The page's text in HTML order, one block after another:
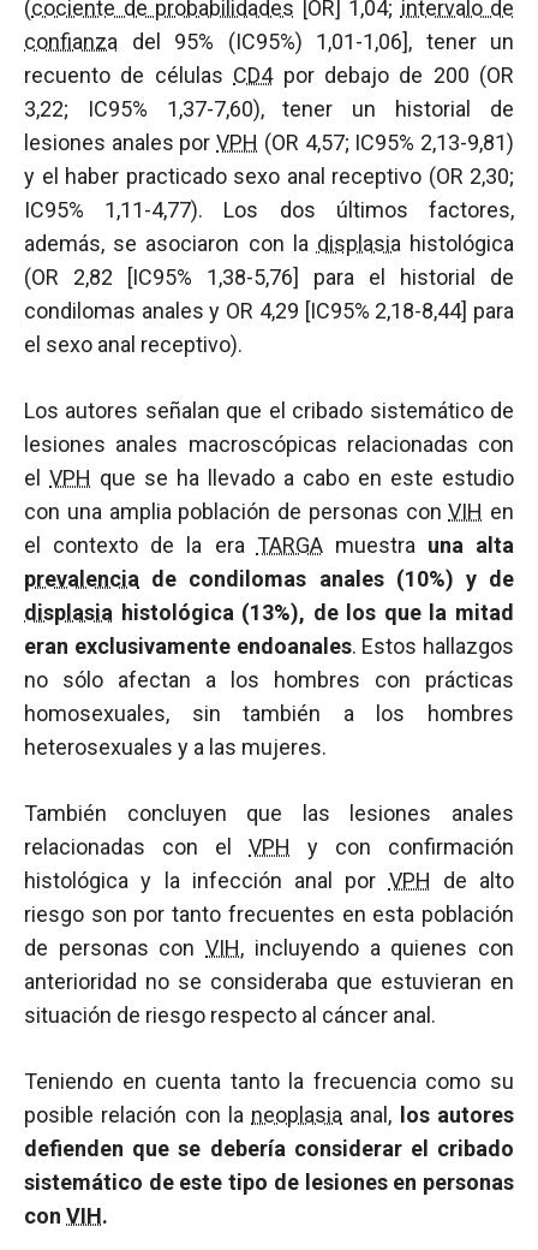
(cociente de probabilidades [OR] 1,04; intervalo de
confianza del 95% (IC95%) 1,01-1,06], tener un
recuento de células CD4por debajo de 200 (OR
3,22; IC95% 1,37-7,60), tener un historial de
lesiones anales porVPH (OR 4,57; IC95% 2,13-9,81)
y el haber practicado sexo anal receptivo (OR 2,30;
IC95% 1,11-4,77). Los dos últimos factores,
además, se asociaron con la displasia histológica
(OR 2,82 [IC95% 1,38-5,76] para el historial de
condilomas anales y OR 4,29 [IC95% 2,18-8,44] para
el sexo anal receptivo).
Los autores señalan que el cribado sistemático de
lesiones anales macroscópicas relacionadas con
el VPH que se ha llevado a cabo en este estudio
con una amplia población de personas conVIH en
el contexto de la era TARGAmuestra una alta
prevalencia de condilomas anales (10%) y de
displasia histológica (13%), de los que la mitad
eran exclusivamente endoanales. Estos hallazgos
no sólo afectan a los hombres con prácticas
homosexuales, sin también a los hombres
heterosexuales y a las mujeres.
También concluyen que las lesiones anales
relacionadas con el VPH y con confirmación
histológica y la infección anal por VPH de alto
riesgo son por tanto frecuentes en esta población
de personas conVIH, incluyendo a quienes con
anterioridad no se consideraba que estuvieran en
situación de riesgo respecto al cáncer anal.
Teniendo en cuenta tanto la frecuencia como su
posible relación con la neoplasia anal,
los autores
defienden que se debería considerar el cribado
sistemático de este tipo de lesiones en personas
con VIH.